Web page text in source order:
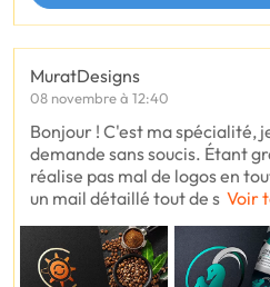
MuratDesigns
08 novembre à 12:40
Bonjour ! C'est ma spécialité,
demande sans soucis. Étant
réalise pas mal de logos en
un mail détaillé tout de s Voir